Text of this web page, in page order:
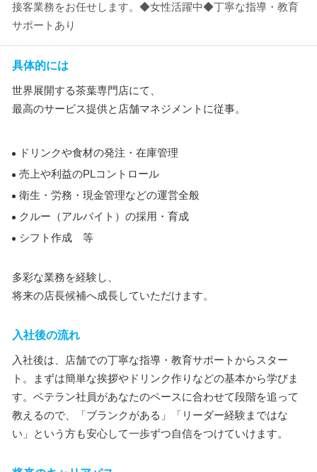
接客業務をお任せします。◆女性活躍中◆丁寧な指導・教育
サポートあり
具体的には
世界展開する茶葉専門店にて、
最高のサービス提供と店舗マネジメントに従事。
ドリンクや食材の発注・在庫管理
売上や利益のPLコントロール
衛生・労務・現金管理などの運営全般
クルー（アルバイト）の採用・育成
シフト作成 等
多彩な業務を経験し、
将来の店長候補へ成長していただけます。
入社後の流れ
入社後は、店舗での丁寧な指導・教育サポートからスター
ト。まずは簡単な挨拶やドリンク作りなどの基本から学びま
す。ベテラン社員があなたのペースに合わせて段階を追って
教えるので、「ブランクがある」「リーダー経験まではな
い」という方も安心して一歩ずつ自信をつけていけます。